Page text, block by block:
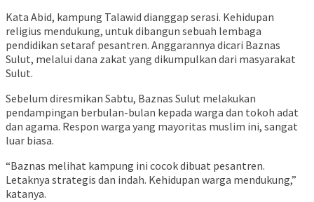
Kata Abid, kampung Talawid dianggap serasi. Kehidupan
religius mendukung, untuk dibangun sebuah lembaga
pendidikan setaraf pesantren. Anggarannya dicari Baznas
Sulut, melalui dana zakat yang dikumpulkan dari masyarakat
Sulut.
Sebelum diresmikan Sabtu, Baznas Sulut melakukan
pendampingan berbulan-bulan kepada warga dan tokoh adat
dan agama. Respon warga yang mayoritas muslim ini, sangat
luar biasa.
“Baznas melihat kampung ini cocok dibuat pesantren.
Letaknya strategis dan indah. Kehidupan warga mendukung,”
katanya.